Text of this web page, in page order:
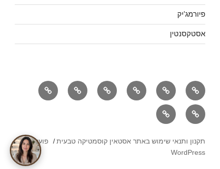
פיורמג'יק
אסטקסנטין
אסטאין
ראשי
אוזון
מקס
אוקסיזון אודות בלוג
צור
קשר
פיורמג'יק
אסטקסנטין
תקנון ותנאי שימוש באתר אסטאין קוסמטיקה טבעית
פועל על
WordPress